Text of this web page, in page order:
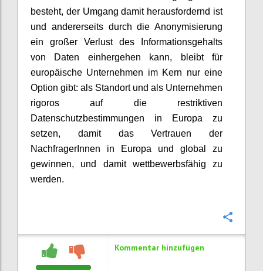
besteht, der Umgang damit herausfordernd ist
und andererseits durch die Anonymisierung
ein großer Verlust des Informationsgehalts
von Daten einhergehen kann, bleibt für
europäische Unternehmen im Kern nur eine
Option gibt: als Standort und als Unternehmen
rigoros auf die restriktiven
Datenschutzbestimmungen in Europa zu
setzen, damit das Vertrauen der
NachfragerInnen in Europa und global zu
gewinnen, und damit wettbewerbsfähig zu
werden.
Kommentar hinzufügen